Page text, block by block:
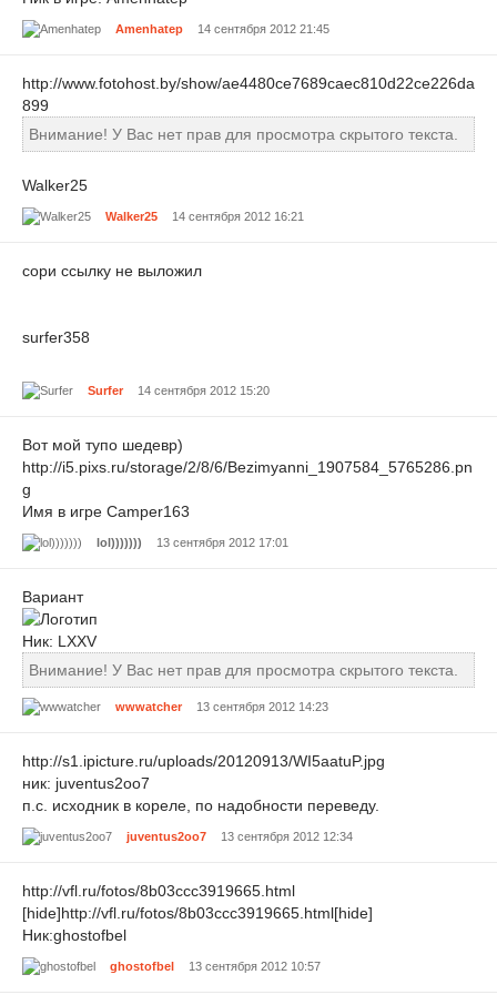
Amenhatep 14 сентября 2012 21:45
http://www.fotohost.by/show/ae4480ce7689caec810d22ce226da
899
Внимание! У Вас нет прав для просмотра скрытого текста.
Walker25
Walker25 14 сентября 2012 16:21
сори ссылку не выложил
surfer358
Surfer 14 сентября 2012 15:20
Вот мой тупо шедевр)
http://i5.pixs.ru/storage/2/8/6/Bezimyanni_1907584_5765286.pn
g
Имя в игре Camper163
lol))))))) 13 сентября 2012 17:01
Вариант
Ник: LXXV
Внимание! У Вас нет прав для просмотра скрытого текста.
wwwatcher 13 сентября 2012 14:23
http://s1.ipicture.ru/uploads/20120913/WI5aatuP.jpg
ник: juventus2oo7
п.с. исходник в кореле, по надобности переведу.
juventus2oo7 13 сентября 2012 12:34
http://vfl.ru/fotos/8b03ccc3919665.html
[hide]http://vfl.ru/fotos/8b03ccc3919665.html[hide]
Ник:ghostofbel
ghostofbel 13 сентября 2012 10:57